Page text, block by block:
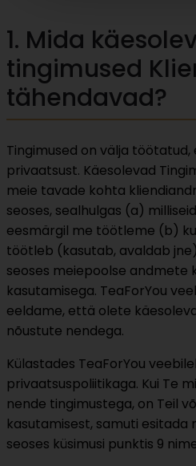
1. Mida
tingimused
tähendavad?
Tingimused on välja
privaatsust. Käesolevad
meie tavade kohta
seoses, sealhulgas (a)
eesmärgil me töötleme (b)
töötleb (kasutab, avaldab
seoses meiepoolse andmete
kasutamisega. TeaForYou
eeldame, että olete
nõustute nendega.
Külastades TeaForYou
privaatsuspoliitikaga. Kui Te
nende tingimustega, on Teil
kasutamisest, samuti esitada
seoses küsimusi punktis 9